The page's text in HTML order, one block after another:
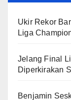
Ukir Rekor
Liga
Jelang Final
Diperkirakan
Benjamin